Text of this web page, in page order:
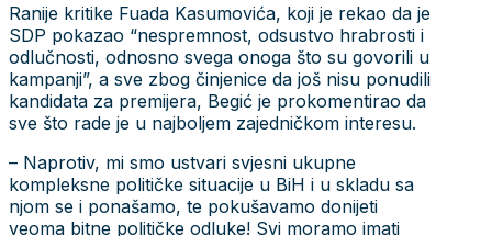
Ranije kritike Fuada Kasumovića, koji je rekao da je
SDP pokazao “nespremnost, odsustvo hrabrosti i
odlučnosti, odnosno svega onoga što su govorili u
kampanji”, a sve zbog činjenice da još nisu ponudili
kandidata za premijera, Begić je prokomentirao da
sve što rade je u najboljem zajedničkom interesu.
– Naprotiv, mi smo ustvari svjesni ukupne
kompleksne političke situacije u BiH i u skladu sa
njom se i ponašamo, te pokušavamo donijeti
veoma bitne političke odluke! Svi moramo imati